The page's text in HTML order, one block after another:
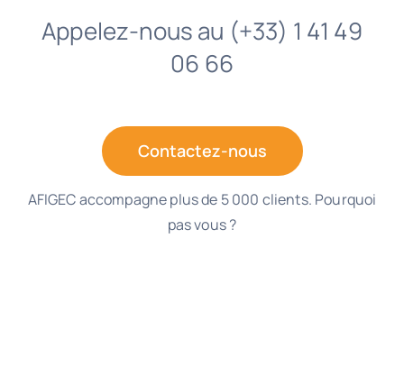
Appelez-nous au (+33) 1 41 49
06 66
Contactez-nous
AFIGEC accompagne plus de 5 000 clients. Pourquoi
pas vous ?